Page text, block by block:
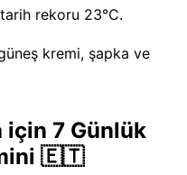
rekoru 23°C.
kremi, şapka ve
için 7 Günlük
🇪🇹